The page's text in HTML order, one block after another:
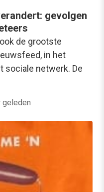
gevolgen
de grootste
in het
sociale netwerk. De
geleden